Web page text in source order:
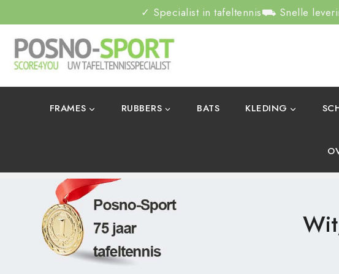
✓ Specialist in tafeltennis⛟ Snelle
FRAMES RUBBERS BATS KLEDING